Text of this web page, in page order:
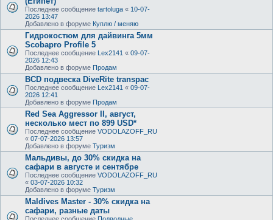
Последнее сообщение tartoluga « 10-07-
2026 13:47
Добавлено в форуме Куплю / меняю
Гидрокостюм для дайвинга 5мм
Scobapro Profile 5
Последнее сообщение Lex2141 « 09-07-
2026 12:43
Добавлено в форуме Продам
BCD подвеска DiveRite transpac
Последнее сообщение Lex2141 « 09-07-
2026 12:41
Добавлено в форуме Продам
Red Sea Aggressor II, август,
несколько мест по 899 USD*
Последнее сообщение VODOLAZOFF_RU
« 07-07-2026 13:57
Добавлено в форуме Туризм
Мальдивы, до 30% скидка на
сафари в августе и сентябре
Последнее сообщение VODOLAZOFF_RU
« 03-07-2026 10:32
Добавлено в форуме Туризм
Maldives Master - 30% скидка на
сафари, разные даты
Последнее сообщение Подводные